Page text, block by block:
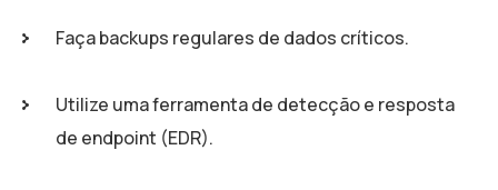
Faça backups regulares de dados críticos.
Utilize uma ferramenta de detecção e resposta
de endpoint (EDR).